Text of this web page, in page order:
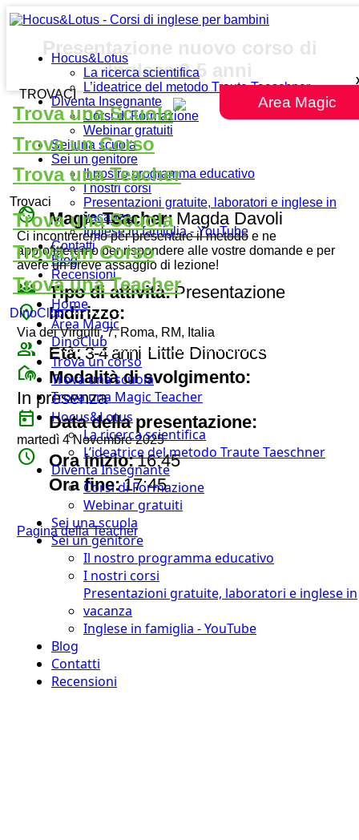
Hocus&Lotus
La ricerca scientifica
L’ideatrice del metodo Traute Taeschner
Diventa Insegnante
Corsi di Formazione
Webinar gratuiti
Sei una scuola
Sei un genitore
Il nostro programma educativo
I nostri corsi
Presentazioni gratuite, laboratori e inglese in
vacanza
Inglese in famiglia - YouTube
Contatti
Blog
Recensioni
Home
Area Magic
DinoClub
Trova un corso
Trova una scuola
Trova una Magic Teacher
Hocus&Lotus
La ricerca scientifica
L’ideatrice del metodo Traute Taeschner
Diventa Insegnante
Corsi di Formazione
Webinar gratuiti
Sei una scuola
Sei un genitore
Il nostro programma educativo
I nostri corsi
Presentazioni gratuite, laboratori e inglese in
vacanza
Inglese in famiglia - YouTube
Blog
Contatti
Recensioni
Area Magic
TROVACI
Trova una Scuola
Trova un Corso
Trova una Teacher
Trovaci
Trova una Scuola
Trova un Corso
Trova una Teacher
DinoClub
Presentazione nuovo corso di
Inglese 3-5 anni
face Magic Teacher: Magda Davoli
Ci incontreremo per presentare il metodo e ne
approfitteremo per rispondere alle vostre domande e per
avere un breve assaggio di lezione!
diversity_3 Tipo di attività:Presentazione
place Indirizzo:
Via dei Virgulti, 7, Roma, RM, Italia
group Età:3-4 anni Little Dinocrocs
broadcast_on_personal
Modalità di svolgimento:
In presenza
today Data della presentazione:
martedì 4 Novembre 2025
watch_later Ora inizio:16:45
Ora fine:17:45
Pagina della Teacher